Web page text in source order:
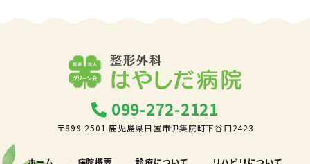
099-272-2121
〒899-2501 鹿児島県日置市伊集院町下谷口2423